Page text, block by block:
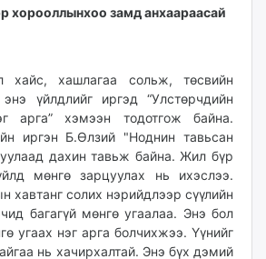
хорооллынхоо замд анхаараасай
хашлагаа сольж, төсвийн
үйлдлийг иргэд “Улстөрчдийн
арга” хэмээн тодотгож байна.
иргэн Б.Өлзий "Ноднин тавьсан
дахин тавьж байна. Жил бүр
мөнгө зарцуулах нь ихэслээ.
хавтанг солих нэрийдлээр сүүлийн
багагүй мөнгө угаалаа. Энэ бол
угаах нэг арга болчихжээ. Үүнийг
нь хачирхалтай. Энэ бүх дэмий